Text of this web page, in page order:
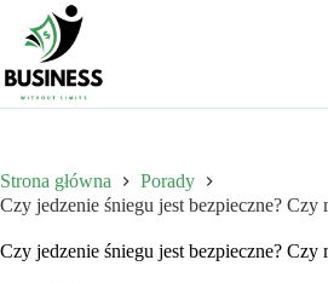
Przejdź
treści
Strona główna
Porady
Czy jedzenie śniegu jest bezpieczne? Czy
Czy jedzenie śniegu jest bezpieczne? Czy